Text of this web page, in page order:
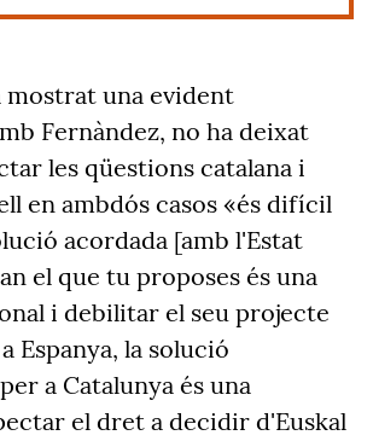
mostrat una evident
Fernàndez, no ha deixat
les qüestions catalana i
en ambdós casos «és difícil
acordada [amb l'Estat
el que tu proposes és una
i debilitar el seu projecte
Espanya, la solució
a Catalunya és una
el dret a decidir d'Euskal